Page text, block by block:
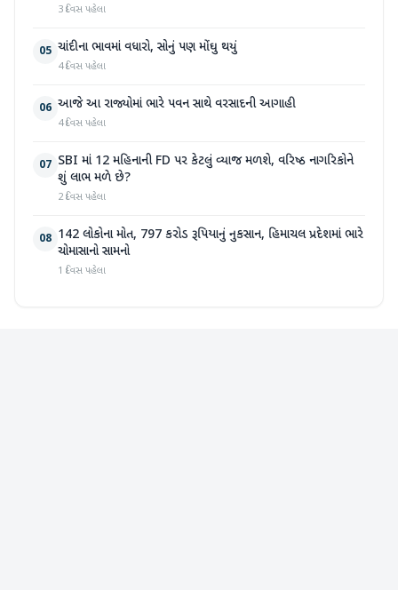
3 દિવસ પહેલા
05 ચાંદીના ભાવમાં વધારો, સોનું પણ મોંઘુ થયું
4 દિવસ પહેલા
06 આજે આ રાજ્યોમાં ભારે પવન સાથે વરસાદની આગાહી
4 દિવસ પહેલા
07 SBI માં 12 મહિનાની FD પર કેટલું વ્યાજ મળશે, વરિષ્ઠ નાગરિકોને
શું લાભ મળે છે?
2 દિવસ પહેલા
08 142 લોકોના મોત, 797 કરોડ રૂપિયાનું નુકસાન, હિમાચલ પ્રદેશમાં ભારે
ચોમાસાનો સામનો
1 દિવસ પહેલા